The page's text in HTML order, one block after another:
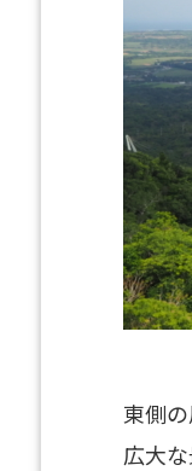
東側
広大